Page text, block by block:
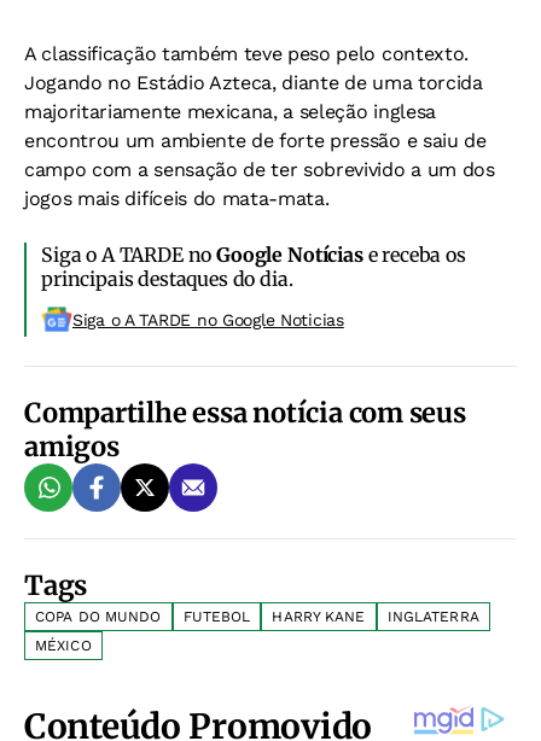
A classificação também teve peso pelo contexto.
Jogando no Estádio Azteca, diante de uma torcida
majoritariamente mexicana, a seleção inglesa
encontrou um ambiente de forte pressão e saiu de
campo com a sensação de ter sobrevivido a um dos
jogos mais difíceis do mata-mata.
Siga o A TARDE noGoogle Notíciase receba os
principais destaques do dia.
Siga o A TARDE no Google Noticias
Compartilhe essa notícia com seus
amigos
Tags
COPA DO MUNDO FUTEBOL HARRY KANE
INGLATERRA
MÉXICO